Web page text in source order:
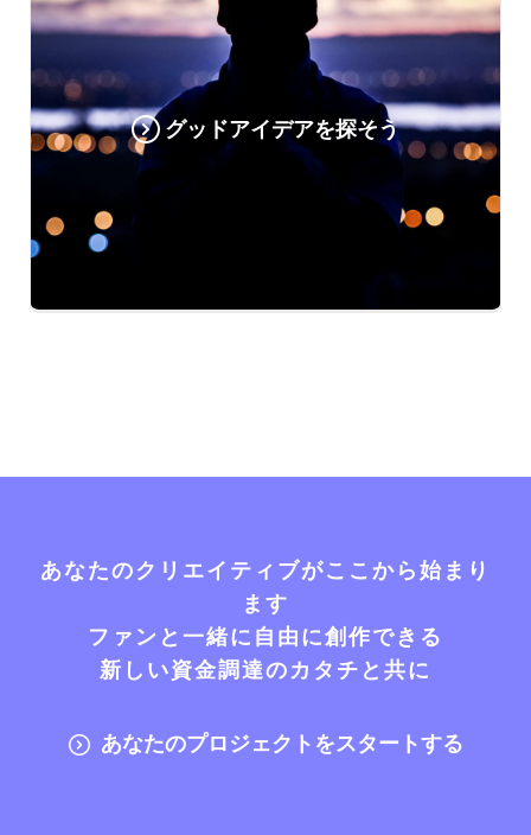
グッドアイデアを探そう
あなたのクリエイティブがここから始まり
ます
ファンと一緒に自由に創作できる
新しい資金調達のカタチと共に
あなたのプロジェクトをスタートする